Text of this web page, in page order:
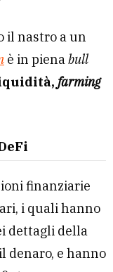
il nastro a un
è in pienabull
farming
finanziarie
i quali hanno
dettagli della
denaro, e hanno